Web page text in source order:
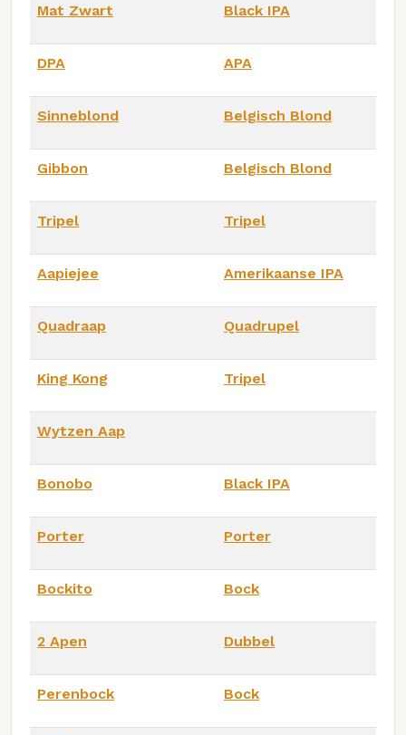
Mat Zwart Black IPA
DPA APA
Sinneblond Belgisch Blond
Gibbon Belgisch Blond
Tripel Tripel
Aapiejee Amerikaanse IPA
Quadraap Quadrupel
King Kong Tripel
Wytzen Aap
Bonobo Black IPA
Porter Porter
Bockito Bock
2 Apen Dubbel
Perenbock Bock